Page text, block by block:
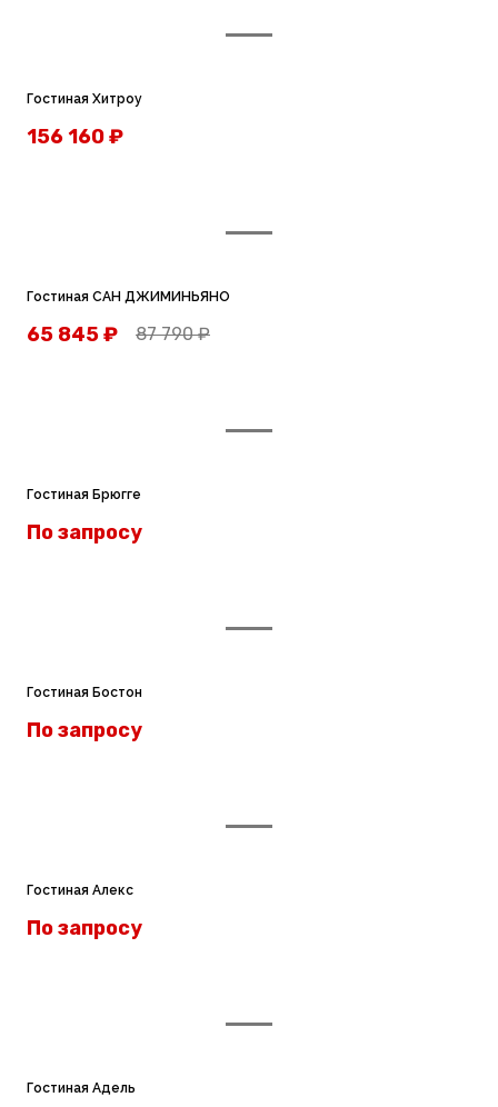
Гостиная Хитроу
156 160₽
Гостиная САН ДЖИМИНЬЯНО
87 790₽
65 845₽
Гостиная Брюгге
По запросу
Гостиная Бостон
По запросу
Гостиная Алекс
По запросу
Гостиная Адель